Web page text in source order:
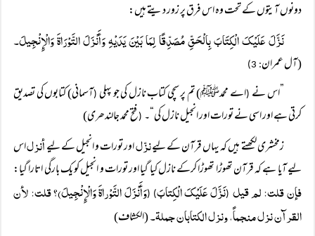
دونوں آیتوں کے تحت وہ اس فرق پر زور دیتے ہیں:
نَزَّلَ عَلَیْکَ الْکِتَابَ بِالْحَقِّ مُصَدِّقًا لِمَا بَیْنَ یَدَیْہِ وَأَنْزَلَ التَّوْرَاةَ وَالْإِنْجِیلَ۔
(آل عمران: 3)
”اس نے (اے محمدﷺ) تم پر سچی کتاب نازل کی جو پہلی(آسمانی) کتابوں کی تصدیق
کرتی ہے اور اسی نے تورات اور انجیل نازل کی“۔ (فتح محمد جالندھری)
زمخشری لکھتے ہیں کہ یہاں قرآن کے لیےنزّلاور تورات و انجیل کے لیےأنزلاس
لیے آیا ہے کہ قرآن تھوڑا تھوڑا کرکے نازل کیا گیا اور تورات و انجیل کو یک بارگی اتارا گیا:
فإن قلت: لم قیل (نَزَّلَ عَلَیْکَ الْکِتابَ) (وَأَنْزَلَ التَّوْراةَ وَالْإِنْجِیلَ)؟ قلت: لأن
القرآن نزل منجماً، ونزل الکتابان جملة۔(الکشاف)